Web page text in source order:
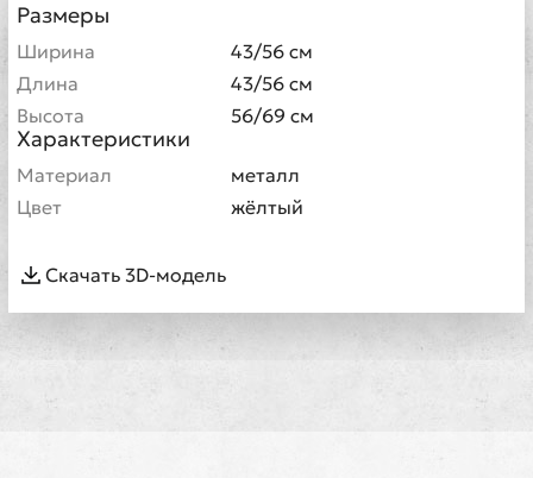
Размеры
Ширина
43/56 см
Длина
43/56 см
Высота
56/69 см
Характеристики
Материал
металл
Цвет
жёлтый
Скачать 3D-модель